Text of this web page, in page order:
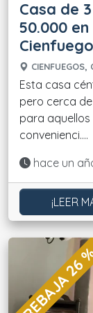
Casa de
50.000
CIENFUEGOS,
Esta casa
pero cerca
para
convenienci....
hace un
¡LEER
REBAJA